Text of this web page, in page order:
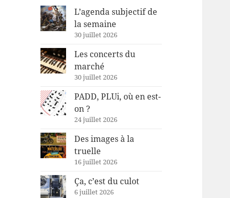
L’agenda subjectif de
la semaine
30 juillet 2026
Les concerts du
marché
30 juillet 2026
PADD, PLUi, où en est-
on ?
24 juillet 2026
Des images à la
truelle
16 juillet 2026
Ça, c’est du culot
6 juillet 2026